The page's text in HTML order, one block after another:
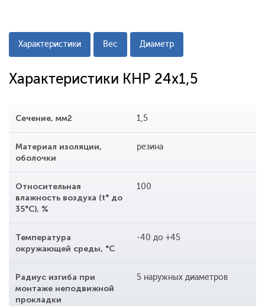
Характеристики Вес Диаметр
Характеристики КНР 24x1,5
Сечение, мм2 1,5
Материал изоляции,
оболочки
резина
Относительная
влажность воздуха (t° до
35°С), %
100
Температура
окружающей среды, °С
-40 до +45
Радиус изгиба при
монтаже неподвижной
прокладки
5 наружных диаметров